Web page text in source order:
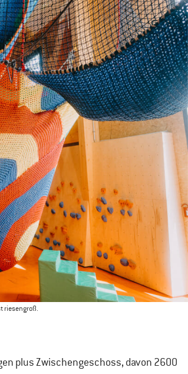
riesengroß.
plus Zwischengeschoss, davon 2600